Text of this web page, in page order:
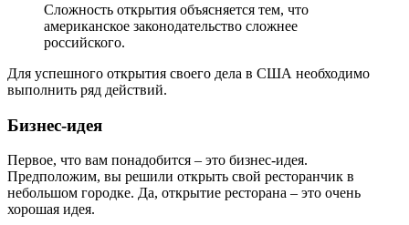
Сложность открытия объясняется тем, что
американское законодательство сложнее
российского.
Для успешного открытия своего дела в США необходимо
выполнить ряд действий.
Бизнес-идея
Первое, что вам понадобится – это бизнес-идея.
Предположим, вы решили открыть свой ресторанчик в
небольшом городке. Да, открытие ресторана – это очень
хорошая идея.